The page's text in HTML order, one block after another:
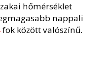
hőmérséklet
nappali
fok között valószínű.